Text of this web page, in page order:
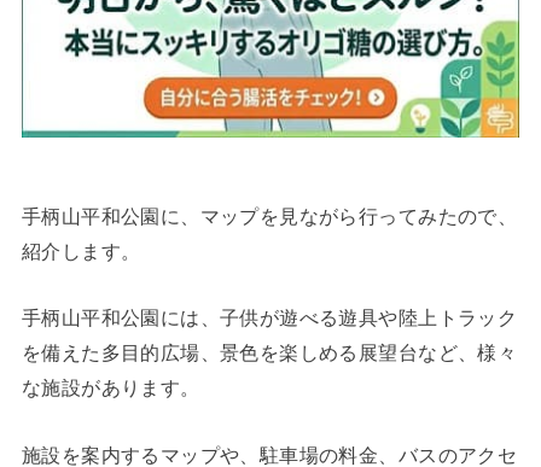
手柄山平和公園に、マップを見ながら行ってみたので、
紹介します。
手柄山平和公園には、子供が遊べる遊具や陸上トラック
を備えた多目的広場、景色を楽しめる展望台など、様々
な施設があります。
施設を案内するマップや、駐車場の料金、バスのアクセ